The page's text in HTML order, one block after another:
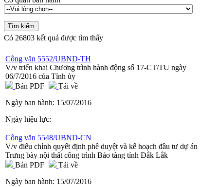
Có 26803 kết quả được tìm thấy
Công văn 5552/UBND-TH
V/v triển khai Chương trình hành động số 17-CT/TU ngày
06/7/2016 của Tỉnh ủy
Bản PDF
Tải về
Ngày ban hành: 15/07/2016
Ngày hiệu lực:
Công văn 5548/UBND-CN
V/v điểu chỉnh quyết định phê duyệt và kế hoạch đầu tư dự án
Trưng bày nội thất công trình Bảo tàng tỉnh Đắk Lắk
Bản PDF
Tải về
Ngày ban hành: 15/07/2016